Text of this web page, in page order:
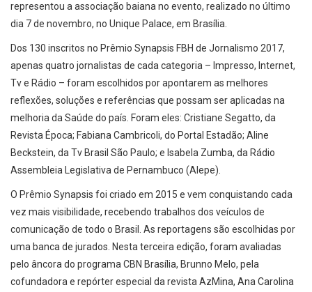
representou a associação baiana no evento, realizado no último
dia 7 de novembro, no Unique Palace, em Brasília.
Dos 130 inscritos no Prêmio Synapsis FBH de Jornalismo 2017,
apenas quatro jornalistas de cada categoria – Impresso, Internet,
Tv e Rádio – foram escolhidos por apontarem as melhores
reflexões, soluções e referências que possam ser aplicadas na
melhoria da Saúde do país. Foram eles: Cristiane Segatto, da
Revista Época; Fabiana Cambricoli, do Portal Estadão; Aline
Beckstein, da Tv Brasil São Paulo; e Isabela Zumba, da Rádio
Assembleia Legislativa de Pernambuco (Alepe).
O Prêmio Synapsis foi criado em 2015 e vem conquistando cada
vez mais visibilidade, recebendo trabalhos dos veículos de
comunicação de todo o Brasil. As reportagens são escolhidas por
uma banca de jurados. Nesta terceira edição, foram avaliadas
pelo âncora do programa CBN Brasília, Brunno Melo, pela
cofundadora e repórter especial da revista AzMina, Ana Carolina